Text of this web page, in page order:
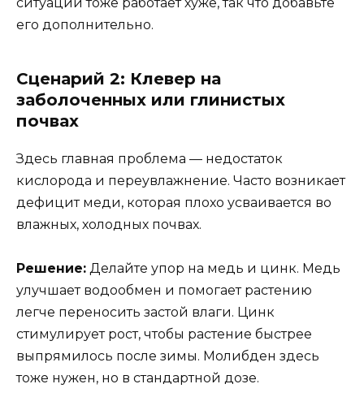
его дополнительно.
Сценарий 2: Клевер на
заболоченных или глинистых
почвах
Здесь главная проблема — недостаток
кислорода и переувлажнение. Часто возникает
дефицит меди, которая плохо усваивается во
влажных, холодных почвах.
Решение: Делайте упор на медь и цинк. Медь
улучшает водообмен и помогает растению
легче переносить застой влаги. Цинк
стимулирует рост, чтобы растение быстрее
выпрямилось после зимы. Молибден здесь
тоже нужен, но в стандартной дозе.